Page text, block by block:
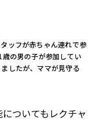
ッフが赤ちゃん連れで参
の男の子が参加してい
したが、ママが見守る
ついてもレクチャ